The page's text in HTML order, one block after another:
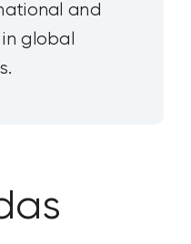
and
global